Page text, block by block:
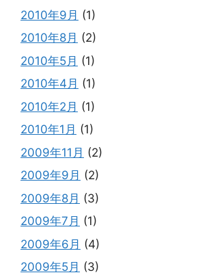
2010年9月 (1)
2010年8月 (2)
2010年5月 (1)
2010年4月 (1)
2010年2月 (1)
2010年1月 (1)
2009年11月 (2)
2009年9月 (2)
2009年8月 (3)
2009年7月 (1)
2009年6月 (4)
2009年5月 (3)